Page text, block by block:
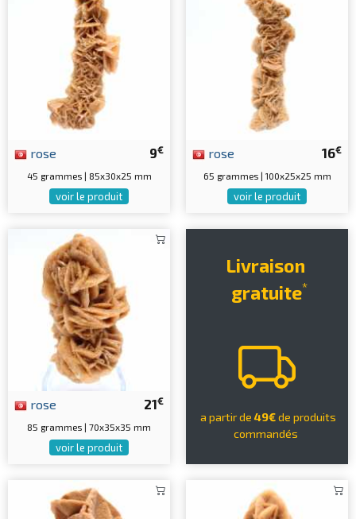
9€
rose
45 grammes | 85x30x25 mm
voir le produit
16€
rose
65 grammes | 100x25x25 mm
voir le produit
21€
rose
85 grammes | 70x35x35 mm
voir le produit
Livraison
gratuite*
a partir de 49€de produits
commandés